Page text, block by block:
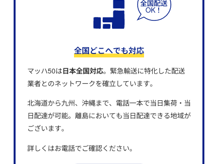
全国どこへでも対応
マッハ50は日本全国対応。緊急輸送に特化した配送
業者とのネットワークを確立しています。
北海道から九州、沖縄まで、電話一本で当日集荷・当
日配達が可能。離島においても当日配達できる地域が
ございます。
詳しくはお電話でご確認ください。